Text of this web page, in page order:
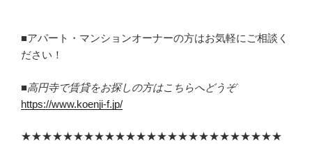
■アパート・マンションオーナーの方はお気軽にご相談く
ださい！
■高円寺で賃貸をお探しの方はこちらへどうぞ
https://www.koenji-f.jp/
★★★★★★★★★★★★★★★★★★★★★★★★★